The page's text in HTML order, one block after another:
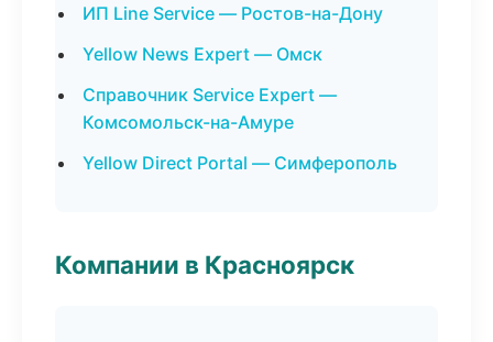
ИП Line Service — Ростов-на-Дону
Yellow News Expert — Омск
Справочник Service Expert —
Комсомольск-на-Амуре
Yellow Direct Portal — Симферополь
Компании в Красноярск